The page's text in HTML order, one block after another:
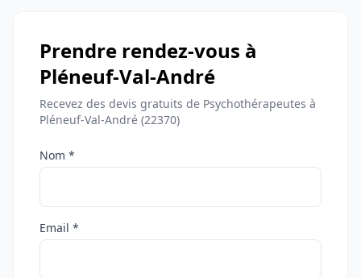
Prendre rendez-vous à
Pléneuf-Val-André
Recevez des devis gratuits de Psychothérapeutes à
Pléneuf-Val-André (22370)
Nom *
Email *